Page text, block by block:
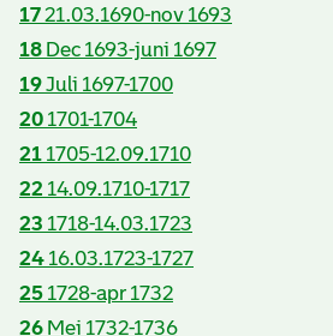
1721.03.1690-nov 1693
18 Dec 1693-juni 1697
19Juli 1697-1700
20 1701-1704
21 1705-12.09.1710
22 14.09.1710-1717
23 1718-14.03.1723
24 16.03.1723-1727
25 1728-apr 1732
26 Mei 1732-1736